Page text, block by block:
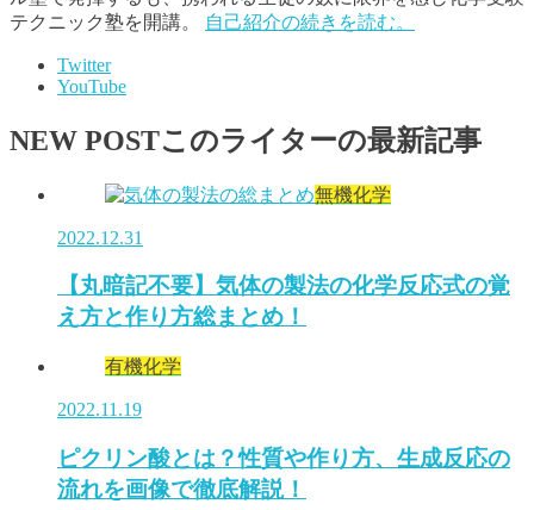
テクニック塾を開講。
自己紹介の続きを読む。
Twitter
YouTube
NEW POSTこのライターの最新記事
無機化学
2022.12.31
【丸暗記不要】気体の製法の化学反応式の覚
え方と作り方総まとめ！
有機化学
2022.11.19
ピクリン酸とは？性質や作り方、生成反応の
流れを画像で徹底解説！